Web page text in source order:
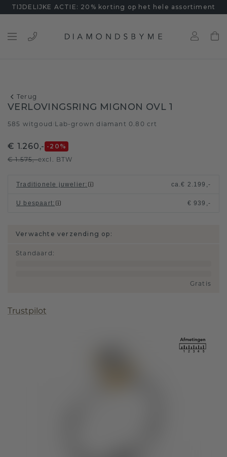
TIJDELIJKE ACTIE: 20% korting op het hele assortiment
Terug
VERLOVINGSRING MIGNON OVL 1
585 witgoud Lab-grown diamant 0.80 crt
€ 1.260,- -20 %
€ 1.575,-excl. BTW
Traditionele juwelier: ca.€ 2.199,-
U bespaart: € 939,-
Verwachte verzending op:
Standaard :
Gratis
Trustpilot